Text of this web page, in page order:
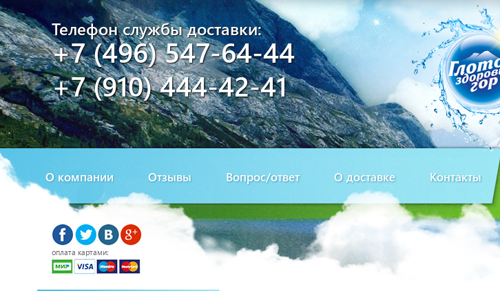
Телефон службы доставки:
+7 (496) 547-64-44
+7 (910) 444-42-41
О компании Отзывы Вопрос/ответ О доставке Контакты
оплата картами: